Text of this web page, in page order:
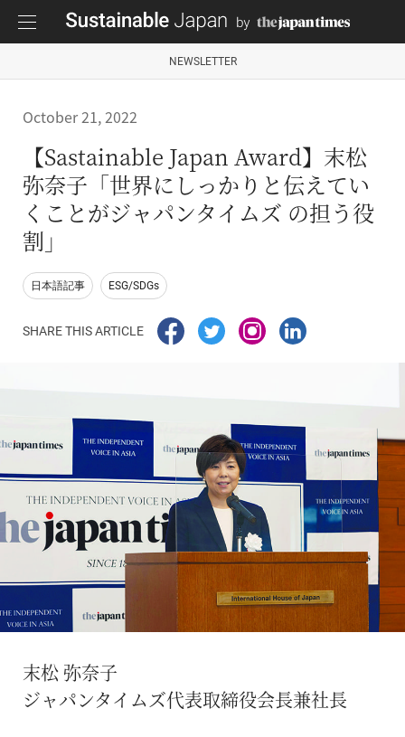
NEWSLETTER
October 21, 2022
【Sastainable Japan Award】末松
弥奈子「世界にしっかりと伝えてい
くことがジャパンタイムズ の担う役
割」
日本語記事 ESG/SDGs
SHARE THIS ARTICLE
末松 弥奈子
ジャパンタイムズ代表取締役会長兼社長